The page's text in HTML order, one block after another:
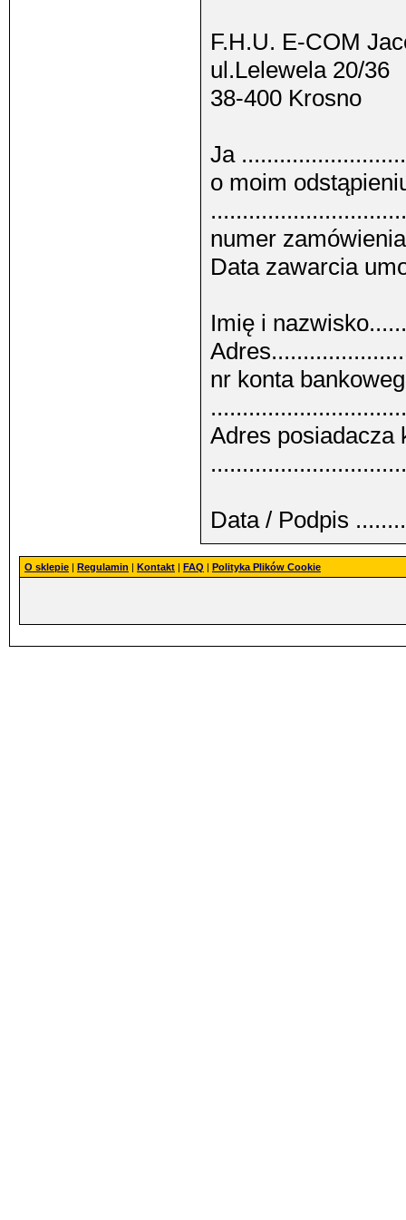
F.H.U. E-COM
ul.Lelewela 20/36
38-400 Krosno
Ja
o moim
numer
Data zawarcia
Imię i
nr konta
Adres posiadacza
Data / Podpis
O sklepie | Regulamin | Kontakt | FAQ | Polityka Plików Cookie